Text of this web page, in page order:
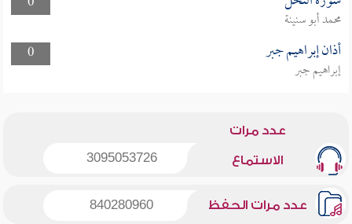
محمد أبو سنينة
0
أذان إبراهيم جبر
إبراهيم جبر
عدد مرات
الاستماع 3095053726
عدد مرات الحفظ 840280960